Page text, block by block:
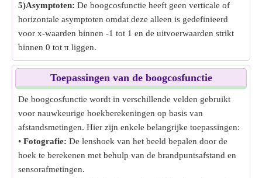
5)Asymptoten: De boogcosfunctie heeft geen verticale of
horizontale asymptoten omdat deze alleen is gedefinieerd
voor x-waarden binnen -1 tot 1 en de uitvoerwaarden strikt
binnen 0 tot π liggen.
Toepassingen van de boogcosfunctie
De boogcosfunctie wordt in verschillende velden gebruikt
voor nauwkeurige hoekberekeningen op basis van
afstandsmetingen. Hier zijn enkele belangrijke toepassingen:
• Fotografie: De lenshoek van het beeld bepalen door de
hoek te berekenen met behulp van de brandpuntsafstand en
sensorafmetingen.